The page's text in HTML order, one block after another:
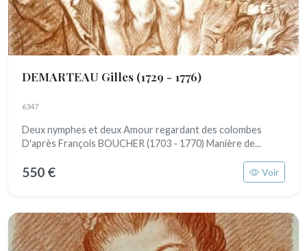
DEMARTEAU Gilles (1729 - 1776)
6347
Deux nymphes et deux Amour regardant des colombes
D'après François BOUCHER (1703 - 1770) Manière de...
550 € Voir